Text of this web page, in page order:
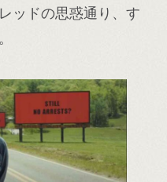
ッドの思惑通り、す